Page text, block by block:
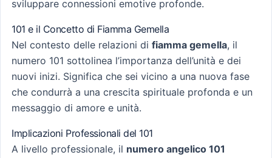
sviluppare connessioni emotive profonde.
101 e il Concetto di Fiamma Gemella
Nel contesto delle relazioni difiamma gemella, il
numero 101 sottolinea l’importanza dell’unità e dei
nuovi inizi. Significa che sei vicino a una nuova fase
che condurrà a una crescita spirituale profonda e un
messaggio di amore e unità.
Implicazioni Professionali del 101
A livello professionale, il numero angelico 101